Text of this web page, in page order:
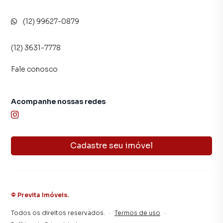
tendo como consequência uma maior chance de vender ou
time de programadores, corretores treinados e uma
proprietários e inquilinos.
(12) 99627-0879
(12) 3631-7778
Fale conosco
Cadastre seu imóvel
Acompanhe nossas redes
© Previta Imóveis.
Todos os direitos reservados. · Termos de uso
·